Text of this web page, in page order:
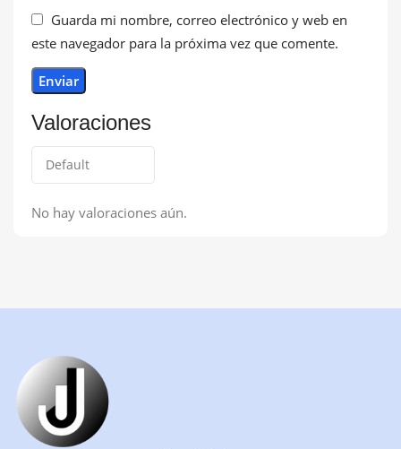
Valoraciones
No hay valoraciones aún.
Guarda mi nombre, correo electrónico y web en
este navegador para la próxima vez que comente.